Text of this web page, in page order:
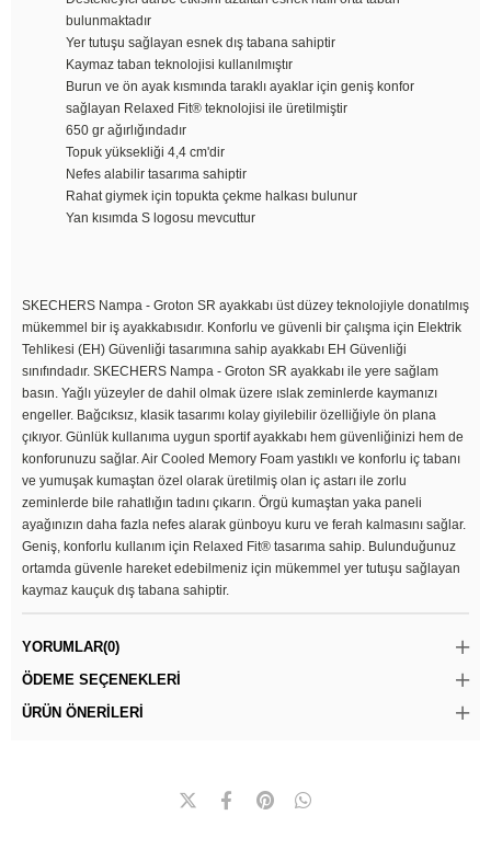
bulunmaktadır
Yer tutuşu sağlayan esnek dış tabana sahiptir
Kaymaz taban teknolojisi kullanılmıştır
Burun ve ön ayak kısmında taraklı ayaklar için geniş konfor
sağlayan Relaxed Fit® teknolojisi ile üretilmiştir
650 gr ağırlığındadır
Topuk yüksekliği 4,4 cm'dir
Nefes alabilir tasarıma sahiptir
Rahat giymek için topukta çekme halkası bulunur
Yan kısımda S logosu mevcuttur
SKECHERS Nampa - Groton SR ayakkabı üst düzey teknolojiyle donatılmış
mükemmel bir iş ayakkabısıdır. Konforlu ve güvenli bir çalışma için Elektrik
Tehlikesi (EH) Güvenliği tasarımına sahip ayakkabı EH Güvenliği
sınıfındadır. SKECHERS Nampa - Groton SR ayakkabı ile yere sağlam
basın. Yağlı yüzeyler de dahil olmak üzere ıslak zeminlerde kaymanızı
engeller. Bağcıksız, klasik tasarımı kolay giyilebilir özelliğiyle ön plana
çıkıyor. Günlük kullanıma uygun sportif ayakkabı hem güvenliğinizi hem de
konforunuzu sağlar. Air Cooled Memory Foam yastıklı ve konforlu iç tabanı
ve yumuşak kumaştan özel olarak üretilmiş olan iç astarı ile zorlu
zeminlerde bile rahatlığın tadını çıkarın. Örgü kumaştan yaka paneli
ayağınızın daha fazla nefes alarak günboyu kuru ve ferah kalmasını sağlar.
Geniş, konforlu kullanım için Relaxed Fit® tasarıma sahip. Bulunduğunuz
ortamda güvenle hareket edebilmeniz için mükemmel yer tutuşu sağlayan
kaymaz kauçuk dış tabana sahiptir.
YORUMLAR(0)
ÖDEME SEÇENEKLERI
ÜRÜN ÖNERILERI